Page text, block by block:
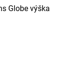
Globe výška